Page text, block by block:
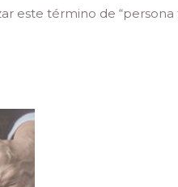
este término de “persona